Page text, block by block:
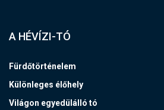
A HÉVÍZI-TÓ
Fürdőtörténelem
Különleges élőhely
Világon egyedülálló tó